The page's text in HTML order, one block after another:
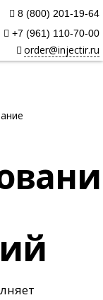
8 (800) 201-19-64
+7 (961) 110-70-00
order@injectir.ru